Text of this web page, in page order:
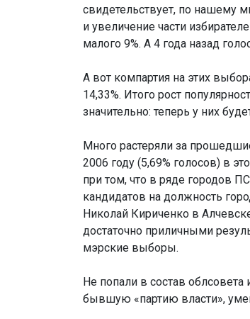
свидетельствует, по нашему
и увеличение части
малого 9%. А 4 года назад
А вот компартия на этих
14,33%. Итого рост
значительно: теперь у них
Много растеряли за
2006 году (5,69% голосов) в
при том, что в ряде городов
кандидатов на должность
Николай Кириченко в
достаточно приличными
мэрские выборы.
Не попали в состав
бывшую «партию власти»,